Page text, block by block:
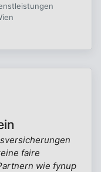
faire
wie fynup